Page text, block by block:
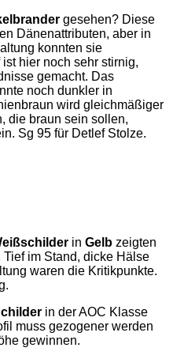
gesehen? Diese
Dänenattributen, aber in
konnten sie
hier noch sehr stirnig,
gemacht. Das
noch dunkler in
wird gleichmäßiger
die braun sein sollen,
Sg 95 für Detlef Stolze.
in Gelb zeigten
im Stand, dicke Hälse
waren die Kritikpunkte.
in der AOC Klasse
muss gezogener werden
gewinnen.